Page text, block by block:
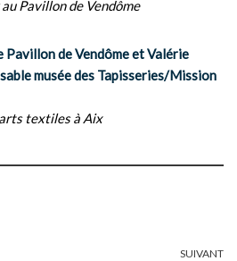
Pavillon de Vendôme
Pavillon de Vendôme et Valérie
musée des Tapisseries/Mission
textiles à Aix
SUIVANT